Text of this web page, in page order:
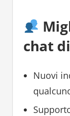
chat
Nuovi